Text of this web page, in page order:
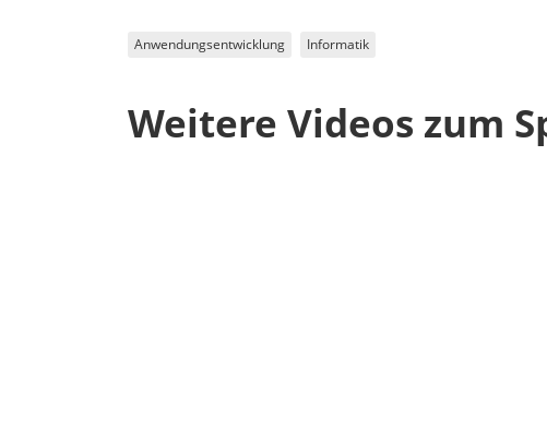
Anwendungsentwicklung Informatik
Weitere Videos zum